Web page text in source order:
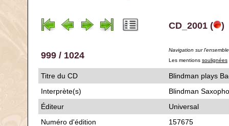
CD_2001 ( )
999 / 1024
Navigation sur
Les mentions soulignées
Titre du CD
Interprète(s)
Blindman
Éditeur
Universal
Numéro d'édition
157675